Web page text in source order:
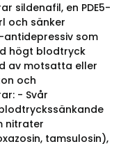
sildenafil, en PDE5-
och sänker
antidepressiv som
högt blodtryck
av motsatta eller
och
- Svår
nitrater
tamsulosin),